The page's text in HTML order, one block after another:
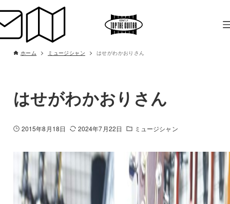
ホーム ミュージシャン はせがわかおりさん
はせがわかおりさん
2015年8月18日 2024年7月22日 ミュージシャン